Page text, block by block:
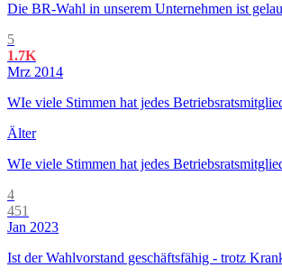
Die BR-Wahl in unserem Unternehmen ist
5
1.7K
Mrz 2014
WIe viele Stimmen hat jedes
Älter
WIe viele Stimmen hat jedes
4
451
Jan 2023
Ist der Wahlvorstand geschäftsfähig - trotz